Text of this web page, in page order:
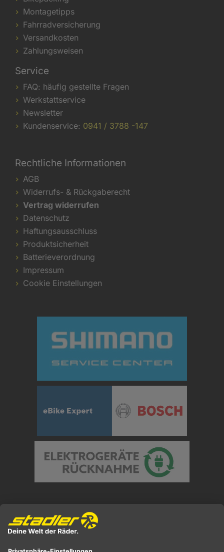
Montagetipps
Fahrradversicherung
Versandkosten
Zahlungsweisen
Service
FAQ: häufig gestellte Fragen
Werkstattservice
Newsletter
Kundenservice: 0941 / 3788 -147
Rechtliche Informationen
AGB
Widerrufs- & Rückgaberecht
Vertrag widerrufen
Datenschutz
Haftungsausschluss
Produktsicherheit
Batterieverordnung
Impressum
Cookie Einstellungen